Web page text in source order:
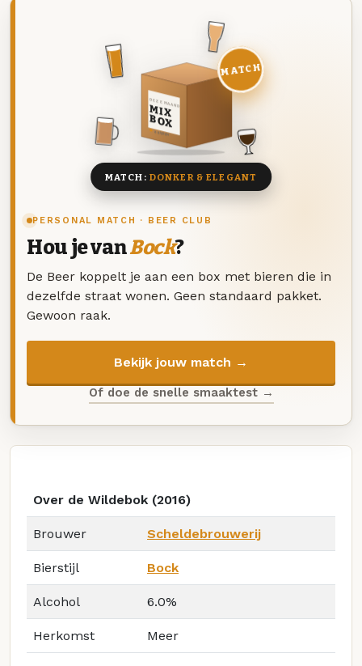
PERSONAL MATCH · BEER CLUB
Hou je vanBock?
De Beer koppelt je aan een box met bieren die in
dezelfde straat wonen. Geen standaard pakket.
Gewoon raak.
Bekijk jouw match →
Of doe de snelle smaaktest →
DEZE MAAND
MIX
BOX
8 BIEREN
MATCH
MATCH: DONKER & ELEGANT
Over de Wildebok (2016)
Brouwer Scheldebrouwerij
Bierstijl Bock
Alcohol 6.0%
Herkomst Meer